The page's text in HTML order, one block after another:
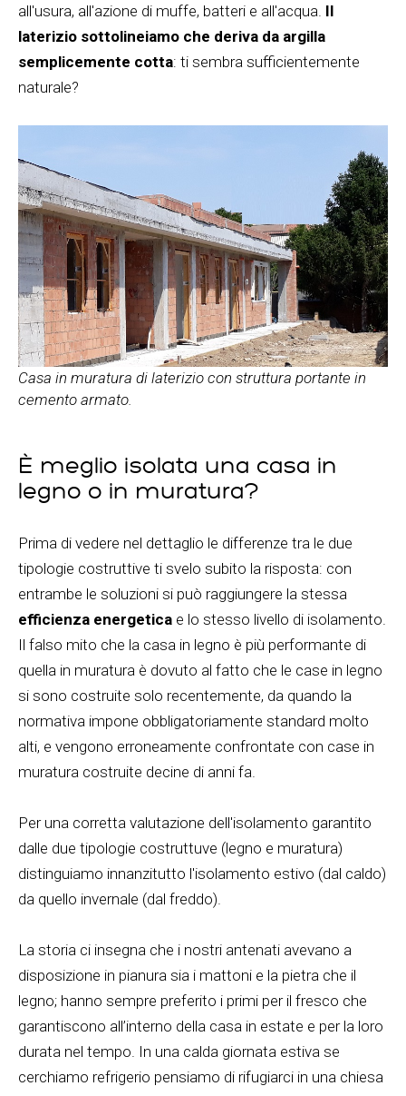
all'usura, all'azione di muffe, batteri e all'acqua. Il
laterizio sottolineiamo che deriva da argilla
semplicemente cotta: ti sembra sufficientemente
naturale?
Casa in muratura di laterizio con struttura portante in
cemento armato.
È meglio isolata una casa in
legno o in muratura?
Prima di vedere nel dettaglio le differenze tra le due
tipologie costruttive ti svelo subito la risposta: con
entrambe le soluzioni si può raggiungere la stessa
efficienza energetica e lo stesso livello di isolamento.
Il falso mito che la casa in legno è più performante di
quella in muratura è dovuto al fatto che le case in legno
si sono costruite solo recentemente, da quando la
normativa impone obbligatoriamente standard molto
alti, e vengono erroneamente confrontate con case in
muratura costruite decine di anni fa.
Per una corretta valutazione dell'isolamento garantito
dalle due tipologie costruttuve (legno e muratura)
distinguiamo innanzitutto l'isolamento estivo (dal caldo)
da quello invernale (dal freddo).
La storia ci insegna che i nostri antenati avevano a
disposizione in pianura sia i mattoni e la pietra che il
legno; hanno sempre preferito i primi per il fresco che
garantiscono all’interno della casa in estate e per la loro
durata nel tempo. In una calda giornata estiva se
cerchiamo refrigerio pensiamo di rifugiarci in una chiesa